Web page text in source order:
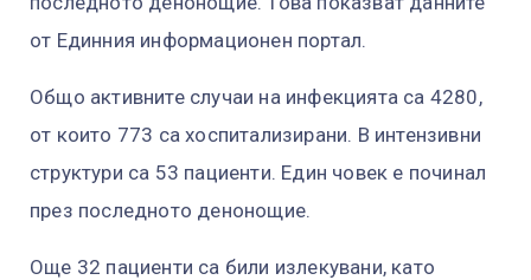
от Единния информационен портал.
Общо активните случаи на инфекцията са 4280,
от които 773 са хоспитализирани. В интензивни
структури са 53 пациенти. Един човек е починал
през последното денонощие.
Още 32 пациенти са били излекувани, като